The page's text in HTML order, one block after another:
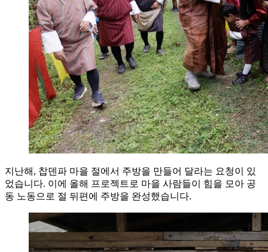
지난해, 찹덴파 마을 절에서 주방을 만들어 달라는 요청이 있
었습니다. 이에 올해 프로젝트로 마을 사람들이 힘을 모아 공
동 노동으로 절 뒤편에 주방을 완성했습니다.